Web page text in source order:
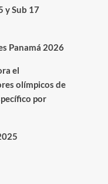
y Sub 17
Panamá 2026
el
olímpicos de
por